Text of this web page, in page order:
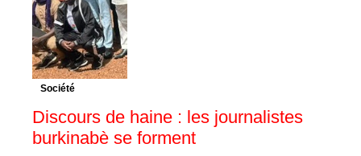
Société
Discours de haine : les journalistes
burkinabè se forment